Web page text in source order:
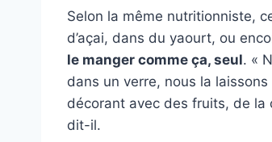
Selon la même nutritionniste,
d’açai, dans du yaourt, ou
le manger comme ça, seul. «
dans un verre, nous la
décorant avec des fruits, de la
dit-il.